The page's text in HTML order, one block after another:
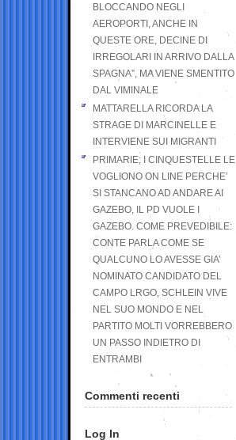
BLOCCANDO NEGLI
AEROPORTI, ANCHE IN
QUESTE ORE, DECINE DI
IRREGOLARI IN ARRIVO DALLA
SPAGNA”, MA VIENE SMENTITO
DAL VIMINALE
MATTARELLA RICORDA LA
STRAGE DI MARCINELLE E
INTERVIENE SUI MIGRANTI
PRIMARIE; I CINQUESTELLE LE
VOGLIONO ON LINE PERCHE’
SI STANCANO AD ANDARE AI
GAZEBO, IL PD VUOLE I
GAZEBO. COME PREVEDIBILE:
CONTE PARLA COME SE
QUALCUNO LO AVESSE GIA’
NOMINATO CANDIDATO DEL
CAMPO LRGO, SCHLEIN VIVE
NEL SUO MONDO E NEL
PARTITO MOLTI VORREBBERO
UN PASSO INDIETRO DI
ENTRAMBI
Commenti recenti
Log In